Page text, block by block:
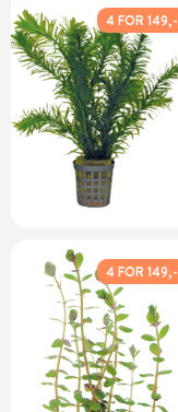
4 FOR 149,-
4 FOR 149,-